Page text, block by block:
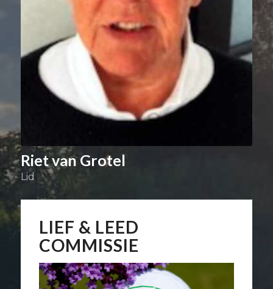
Riet van Grotel
Lid
LIEF & LEED
COMMISSIE